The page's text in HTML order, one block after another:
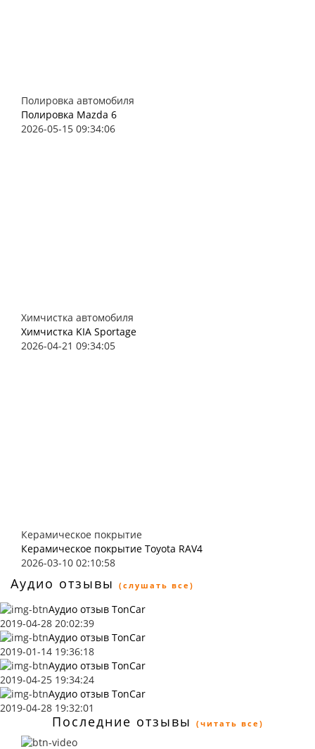
Полировка автомобиля
Полировка Mazda 6
2026-05-15 09:34:06
Химчистка автомобиля
Химчистка KIA Sportage
2026-04-21 09:34:05
Керамическое покрытие
Керамическое покрытие Toyota RAV4
2026-03-10 02:10:58
Аудио отзывы (слушать все)
Аудио отзыв TonCar
2019-04-28 20:02:39
Аудио отзыв TonCar
2019-01-14 19:36:18
Аудио отзыв TonCar
2019-04-25 19:34:24
Аудио отзыв TonCar
2019-04-28 19:32:01
Последние отзывы (читать все)